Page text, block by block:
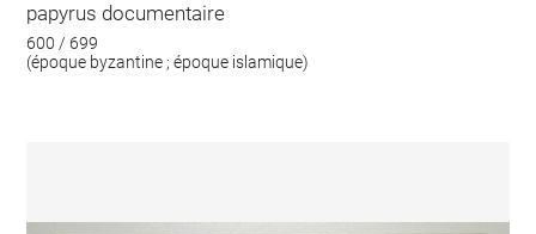
papyrus documentaire
600 / 699
(époque byzantine ; époque islamique)